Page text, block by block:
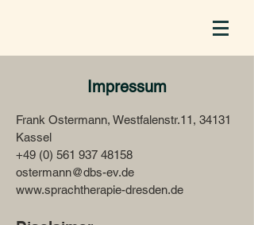
Impressum
Frank Ostermann, Westfalenstr.11, 34131
Kassel
+49 (0) 561 937 48158
ostermann@dbs-ev.de
www.sprachtherapie-dresden.de